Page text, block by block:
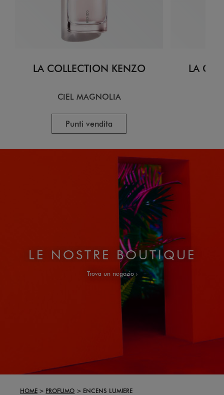
LA COLLECTION KENZO
CIEL MAGNOLIA
Punti vendita
LA
LE NOSTRE BOUTIQUE
Trova un negozio
HOME PROFUMO ENCENS LUMIERE